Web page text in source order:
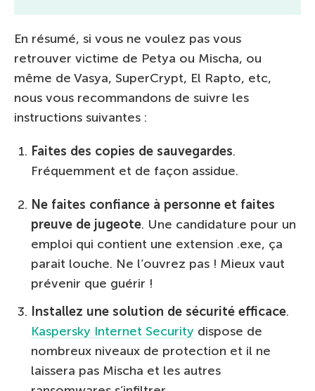
En résumé, si vous ne voulez pas vous
retrouver victime de Petya ou Mischa, ou
même de Vasya, SuperCrypt, El Rapto, etc,
nous vous recommandons de suivre les
instructions suivantes :
Faites des copies de sauvegardes.
Fréquemment et de façon assidue.
Ne faites confiance à personne et faites
preuve de jugeote. Une candidature pour un
emploi qui contient une extension .exe, ça
parait louche. Ne l’ouvrez pas ! Mieux vaut
prévenir que guérir !
Installez une solution de sécurité efficace.
Kaspersky Internet Security dispose de
nombreux niveaux de protection et il ne
laissera pas Mischa et les autres